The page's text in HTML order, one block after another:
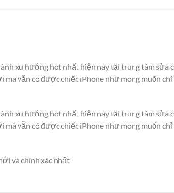
xu hướng hot nhất hiện nay tại trung tâm sửa
vẫn có được chiếc iPhone như mong muốn
xu hướng hot nhất hiện nay tại trung tâm sửa
vẫn có được chiếc iPhone như mong muốn
và chính xác nhất